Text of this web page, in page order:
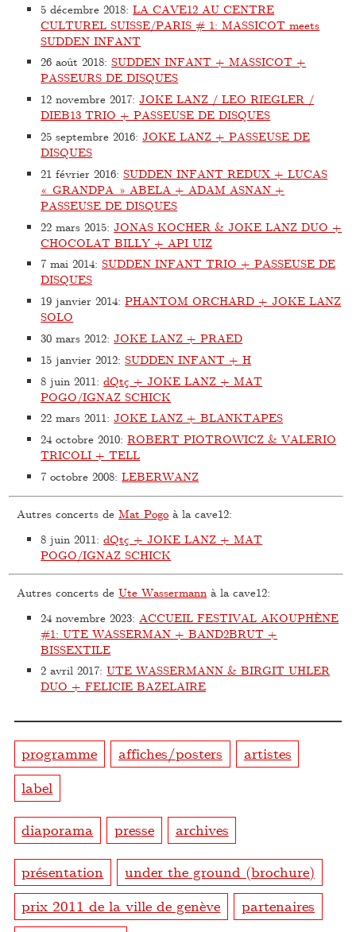
5 décembre 2018:LA CAVE12 AU CENTRE
CULTUREL SUISSE/PARIS # 1: MASSICOT meets
SUDDEN INFANT
26 août 2018:SUDDEN INFANT + MASSICOT +
PASSEURS DE DISQUES
12 novembre 2017:JOKE LANZ / LEO RIEGLER /
DIEB13 TRIO + PASSEUSE DE DISQUES
25 septembre 2016:JOKE LANZ + PASSEUSE DE
DISQUES
21 février 2016:SUDDEN INFANT REDUX + LUCAS
« GRANDPA » ABELA + ADAM ASNAN +
PASSEUSE DE DISQUES
22 mars 2015:JONAS KOCHER & JOKE LANZ DUO +
CHOCOLAT BILLY + API UIZ
7 mai 2014:SUDDEN INFANT TRIO + PASSEUSE DE
DISQUES
19 janvier 2014:PHANTOM ORCHARD + JOKE LANZ
SOLO
30 mars 2012:JOKE LANZ + PRAED
15 janvier 2012:SUDDEN INFANT + H
8 juin 2011:dQtç + JOKE LANZ + MAT
POGO/IGNAZ SCHICK
22 mars 2011:JOKE LANZ + BLANKTAPES
24 octobre 2010:ROBERT PIOTROWICZ & VALERIO
TRICOLI + TELL
7 octobre 2008:LEBERWANZ
Autres concerts deMat Pogo à la cave12:
8 juin 2011:dQtç + JOKE LANZ + MAT
POGO/IGNAZ SCHICK
Autres concerts deUte Wassermann à la cave12:
24 novembre 2023: ACCUEIL FESTIVAL AKOUPHÈNE
#1: UTE WASSERMAN + BAND2BRUT +
BISSEXTILE
2 avril 2017:UTE WASSERMANN & BIRGIT UHLER
DUO + FELICIE BAZELAIRE
programme affiches/posters
artistes
label
diaporama presse archives
présentation
under the ground (brochure)
prix 2011 de la ville de genève
partenaires